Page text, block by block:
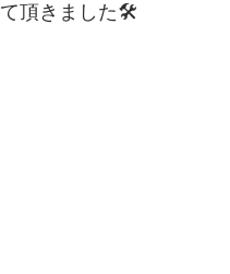
て頂きました🛠